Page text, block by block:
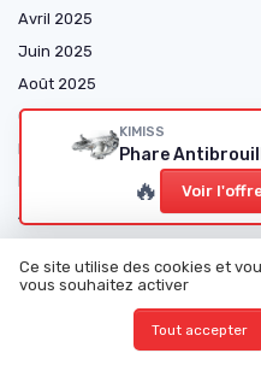
KIMISS
Phare
🔥 Voir
Avril 2025
Juin 2025
Août 2025
Octobre 2025
Décembre 2025
Février 2026
Avril 2026
Août 2026
Ce site utilise des cookies et
vous souhaitez activer
Tout accepter